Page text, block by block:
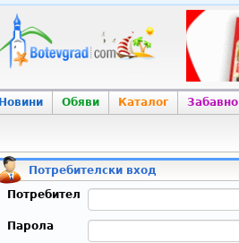
Новини Обяви Каталог Забавно
Потребителски вход
Потребител
Парола